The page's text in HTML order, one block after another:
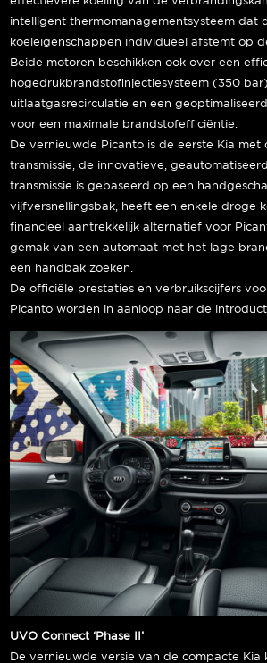
intelligent thermomanagementsysteem dat
koeleigenschappen individueel afstemt op
Beide motoren beschikken ook over een
hogedrukbrandstofinjectiesysteem (350
uitlaatgasrecirculatie en een
voor een maximale brandstofefficiëntie.
De vernieuwde Picanto is de eerste Kia met
transmissie, de innovatieve,
transmissie is gebaseerd op een
vijfversnellingsbak, heeft een enkele droge
financieel aantrekkelijk alternatief voor
gemak van een automaat met het lage
een handbak zoeken.
De officiële prestaties en verbruikscijfers
Picanto worden in aanloop naar de
UVO Connect ‘Phase II’
De vernieuwde versie van de compacte Kia